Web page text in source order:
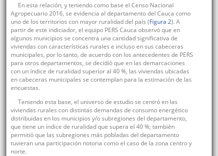
En esta relación, y teniendo como base el Censo Nacional
Agropecuario 2016, se evidencia al departamento del Cauca como
uno de los territorios con mayor ruralidad del país (Figura 2). A
partir de este indiciador, el equipo PERS Cauca observó que en
algunos municipios se concentra una cantidad significativa de
viviendas con características rurales e incluso en sus cabeceras
municipales, por lo tanto, de acuerdo con los antecedentes de PERS
para otros departamentos, se decidió que en las demarcaciones
con un índice de ruralidad superior al 40 %, las viviendas ubicadas
en cabeceras municipales se contemplan para la estimación de las
encuestas.
Teniendo esta base, el universo de estudio se centró en las
viviendas rurales con distintas demandas de consumo energético
distribuidas en los municipios y/o subregiones del departamento,
que tiene un índice de ruralidad que supera el 40 %; también
permitió que las subregiones más pobladas del departamento
tuvieran una participación notoria como el caso de la zona centro y
norte.